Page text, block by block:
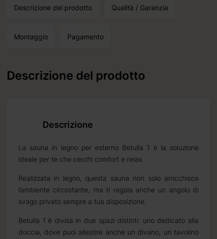
Descrizione del prodotto Qualità / Garanzia
Montaggio Pagamento
Descrizione del prodotto
Descrizione
La sauna in legno per esterno Betulla 1 è la soluzione
ideale per te che cerchi comfort e relax.
Realizzata in legno, questa sauna non solo arricchisce
l’ambiente circostante, ma ti regala anche un angolo di
svago privato sempre a tua disposizione.
Betulla 1 è divisa in due spazi distinti: uno dedicato alla
doccia, dove puoi allestire anche un divano, un tavolino